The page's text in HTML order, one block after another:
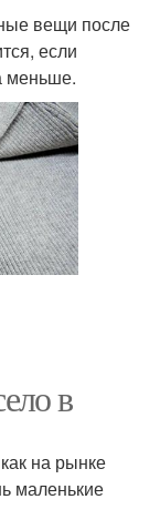
вещи после
если
меньше.
в
на рынке
маленькие